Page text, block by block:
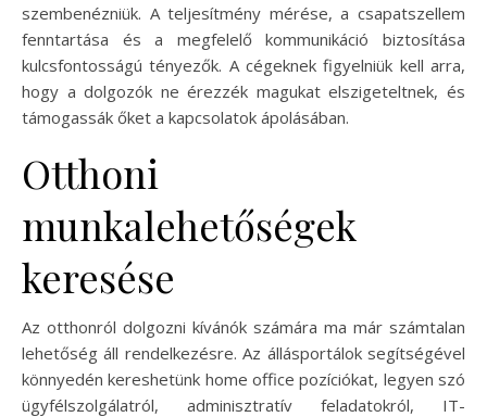
szembenézniük. A teljesítmény mérése, a csapatszellem
fenntartása és a megfelelő kommunikáció biztosítása
kulcsfontosságú tényezők. A cégeknek figyelniük kell arra,
hogy a dolgozók ne érezzék magukat elszigeteltnek, és
támogassák őket a kapcsolatok ápolásában.
Otthoni
munkalehetőségek
keresése
Az otthonról dolgozni kívánók számára ma már számtalan
lehetőség áll rendelkezésre. Az állásportálok segítségével
könnyedén kereshetünk home office pozíciókat, legyen szó
ügyfélszolgálatról, adminisztratív feladatokról, IT-